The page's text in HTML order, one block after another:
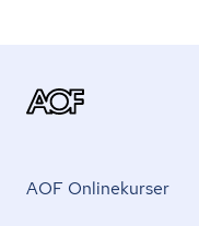
AOF Onlinekurser